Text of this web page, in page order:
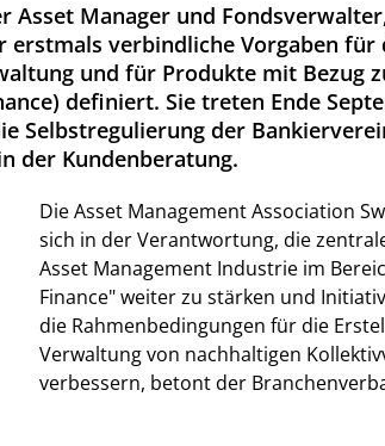
Asset Manager und
erstmals verbindliche Vorgaben für
und für Produkte mit Bezug
definiert. Sie treten Ende
Selbstregulierung der
der Kundenberatung.
Die Asset Management Association
sich in der Verantwortung, die
Asset Management Industrie im
Finance" weiter zu stärken und
die Rahmenbedingungen für die
Verwaltung von nachhaltigen
verbessern, betont der